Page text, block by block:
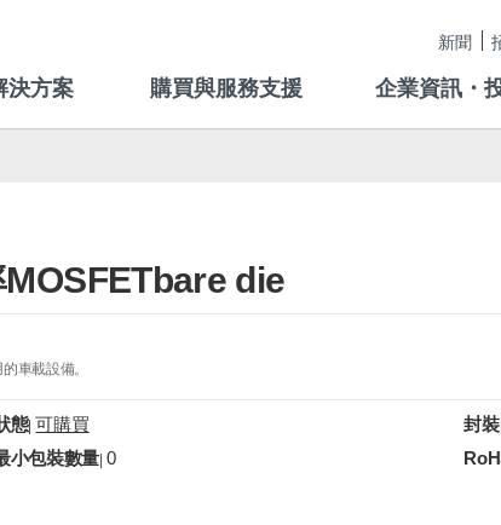
新聞
決方案 購買與服務支援 企業資訊・
die
車載設備。
態| 可購買 封裝|
小包裝數量 |0